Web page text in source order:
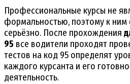
Профессиональные курсы не
формальностью, поэтому к ним
серьёзно. После прохождения
95 все водители проходят
тестов на код 95 определят
каждого курсанта и его
деятельность.